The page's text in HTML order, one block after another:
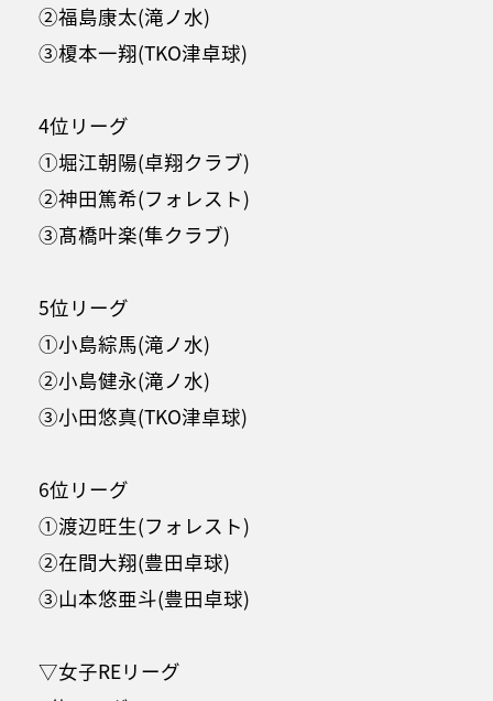
②福島康太(滝ノ水)
③榎本一翔(TKO津卓球)
4位リーグ
①堀江朝陽(卓翔クラブ)
②神田篤希(フォレスト)
③髙橋叶楽(隼クラブ)
5位リーグ
①小島綜馬(滝ノ水)
②小島健永(滝ノ水)
③小田悠真(TKO津卓球)
6位リーグ
①渡辺旺生(フォレスト)
②在間大翔(豊田卓球)
③山本悠亜斗(豊田卓球)
▽女子REリーグ